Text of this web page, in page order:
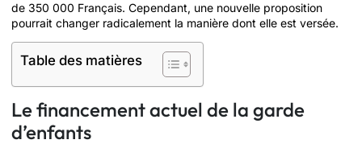
de 350 000 Français. Cependant, une nouvelle proposition
pourrait changer radicalement la manière dont elle est versée.
Table des matières
Le financement actuel de la garde
d’enfants